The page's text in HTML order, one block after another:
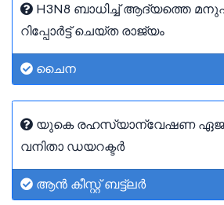
H3N8 ബാധിച്ച് ആദ്യത്തെ
റിപ്പോർട്ട് ചെയ്ത രാജ്യം
ചൈന
യുകെ രഹസ്യാന്വേഷണ
വനിതാ ഡയറക്ടർ
ആൻ കീസ്റ്റ് ബട്ട്‌ലർ